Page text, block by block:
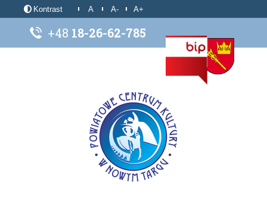
Kontrast A A- A+
+48 18-26-62-785